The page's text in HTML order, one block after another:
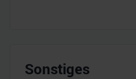
Sonstiges